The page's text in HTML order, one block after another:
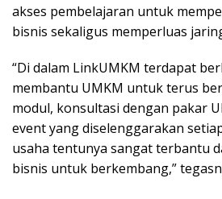
akses pembelajaran untuk
bisnis sekaligus memperluas
“Di dalam LinkUMKM terdapat
membantu UMKM untuk terus
modul, konsultasi dengan pakar
event yang diselenggarakan
usaha tentunya sangat terbantu
bisnis untuk berkembang,”